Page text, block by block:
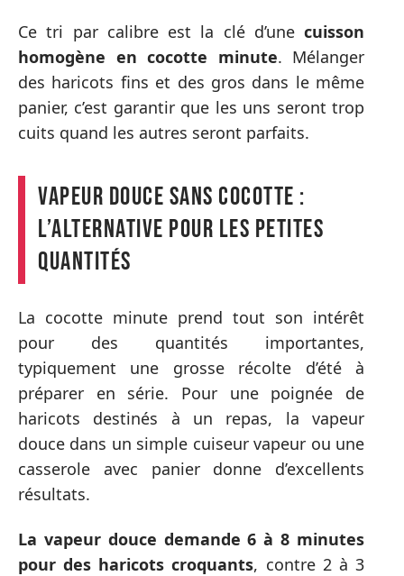
Ce tri par calibre est la clé d’une cuisson
homogène en cocotte minute. Mélanger
des haricots fins et des gros dans le même
panier, c’est garantir que les uns seront trop
cuits quand les autres seront parfaits.
Vapeur douce sans cocotte :
l’alternative pour les petites
quantités
La cocotte minute prend tout son intérêt
pour des quantités importantes,
typiquement une grosse récolte d’été à
préparer en série. Pour une poignée de
haricots destinés à un repas, la vapeur
douce dans un simple cuiseur vapeur ou une
casserole avec panier donne d’excellents
résultats.
La vapeur douce demande 6 à 8 minutes
pour des haricots croquants, contre 2 à 3